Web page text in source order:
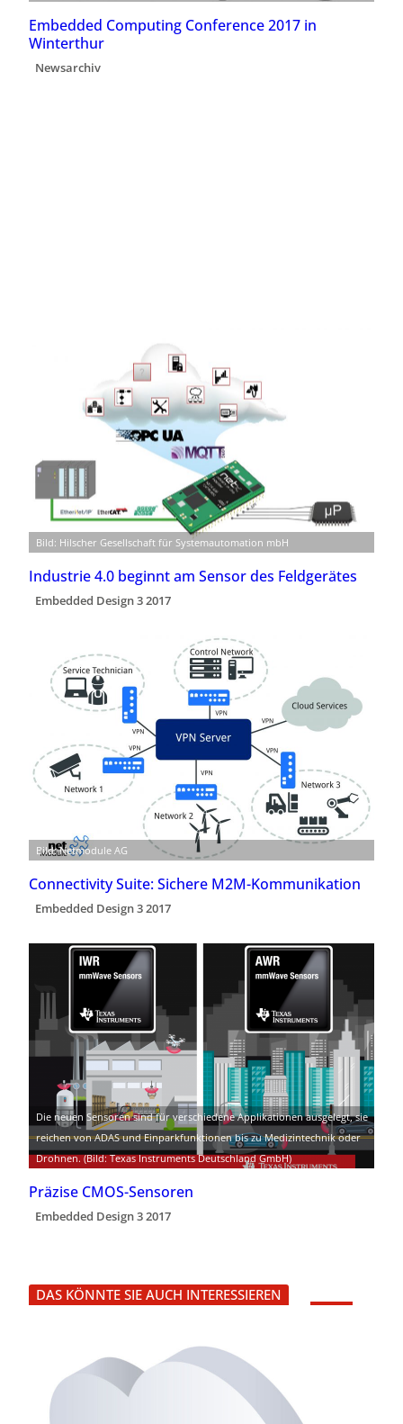
Embedded Computing Conference 2017 in
Winterthur
Newsarchiv
Bild: Hilscher Gesellschaft für Systemautomation mbH
Industrie 4.0 beginnt am Sensor des Feldgerätes
Embedded Design 3 2017
Bild: Netmodule AG
Connectivity Suite: Sichere M2M-Kommunikation
Embedded Design 3 2017
Die neuen Sensoren sind für verschiedene Applikationen ausgelegt, sie
reichen von ADAS und Einparkfunktionen bis zu Medizintechnik oder
Drohnen. (Bild: Texas Instruments Deutschland GmbH)
Präzise CMOS-Sensoren
Embedded Design 3 2017
DAS KÖNNTE SIE AUCH INTERESSIEREN